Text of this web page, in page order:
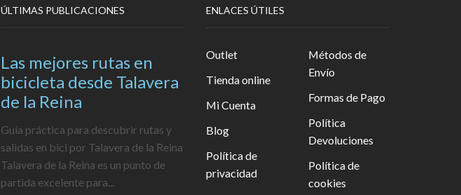
ÚLTIMAS PUBLICACIONES
Las mejores rutas en
bicicleta desde Talavera
de la Reina
Guía práctica para descubrir rutas y
salidas en bici por Talavera de la Reina
Talavera de la Reina es un punto de
partida excelente para...
ENLACES ÚTILES
Outlet
Tienda online
Mi Cuenta
Blog
Política de
privacidad
Métodos de
Envío
Formas de Pago
Política
Devoluciones
Política de
cookies